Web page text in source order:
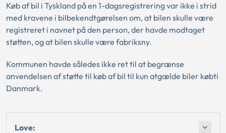
Køb af bil i Tyskland på en 1-dagsregistrering var ikke i strid
med kravene i bilbekendtgørelsen om, at bilen skulle være
registreret i navnet på den person, der havde modtaget
støtten, og at bilen skulle være fabriksny.
Kommunen havde således ikke ret til at begrænse
anvendelsen af støtte til køb af bil til kun atgælde biler købti
Danmark.
Love: